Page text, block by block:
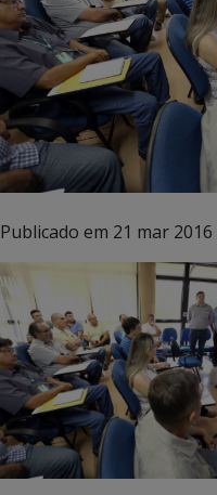
Publicado em 21 mar 2016